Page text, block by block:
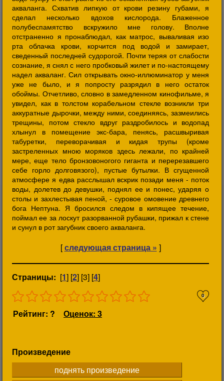
акваланга. Схватив липкую от крови резину губами, я
сделал несколько вдохов кислорода. Блаженное
полубеспамятство вскружило мне голову. Вполне
отстраненно я пронаблюдал, как матрос, вываливая изо
рта облачка крови, корчится под водой и замирает,
сведенный последней судорогой. Почти теряя от слабости
сознание, я снял с него пробковый жилет и по-настоящему
надел акваланг. Сил открывать окно-иллюминатор у меня
уже не было, и я попросту разрядил в него остаток
обоймы. Отчетливо, словно в замедленном кинофильме, я
увидел, как в толстом корабельном стекле возникли три
аккуратные дырочки, между ними, соединяясь, зазмеились
трещины, потом стекло вдруг раздробилось и водопад
хлынул в помещение экс-бара, пенясь, расшвыривая
табуретки, переворачивая и кидая трупы (кроме
застреленных мною моряков здесь лежали, по крайней
мере, еще тело бронзовоногого гиганта и перерезавшего
себе горло долговязого), пустые бутылки. В сгущенной
атмосфере я едва расслышал вскрик позади меня - поток
воды, долетев до девушки, поднял ее и понес, ударяя о
столы и захлестывая пеной, - суровое омовение древнего
бога Нептуна. Я бросился следом в кипящее течение,
поймал ее за лоскут разорванной рубашки, прижал к стене
и сунул в рот загубник своего акваланга.
[следующая страница » ]
Страницы: [1] [2] [3] [4]
0
Рейтинг: ? Оценок: 3
Произведение
поднять произведение